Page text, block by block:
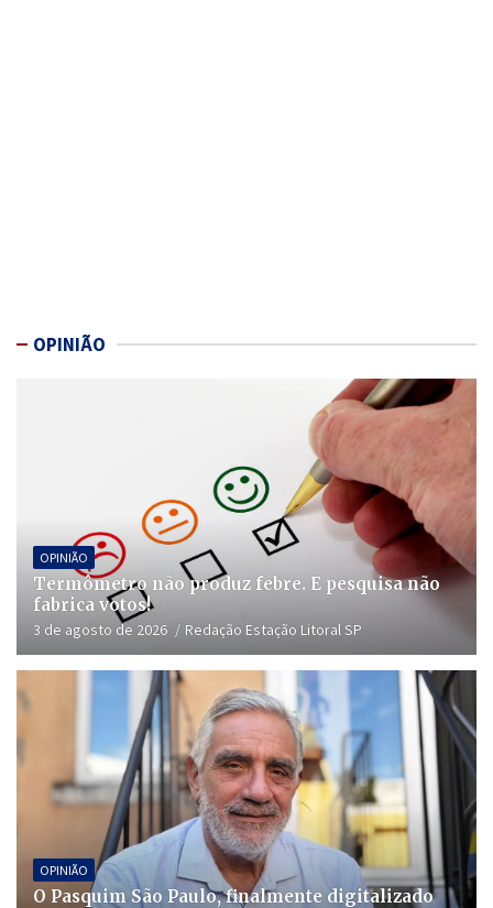
OPINIÃO
OPINIÃO
Termômetro não produz febre. E pesquisa não
fabrica votos!
3 de agosto de 2026 Redação Estação Litoral SP
OPINIÃO
O Pasquim São Paulo, finalmente digitalizado